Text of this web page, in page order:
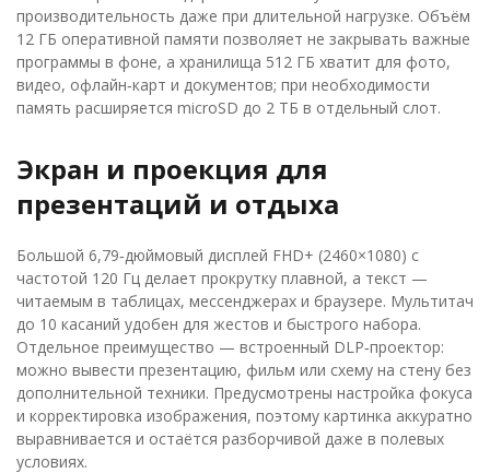
производительность даже при длительной нагрузке. Объём
12 ГБ оперативной памяти позволяет не закрывать важные
программы в фоне, а хранилища 512 ГБ хватит для фото,
видео, офлайн‑карт и документов; при необходимости
память расширяется microSD до 2 ТБ в отдельный слот.
Экран и проекция для
презентаций и отдыха
Большой 6,79‑дюймовый дисплей FHD+ (2460×1080) с
частотой 120 Гц делает прокрутку плавной, а текст —
читаемым в таблицах, мессенджерах и браузере. Мультитач
до 10 касаний удобен для жестов и быстрого набора.
Отдельное преимущество — встроенный DLP‑проектор:
можно вывести презентацию, фильм или схему на стену без
дополнительной техники. Предусмотрены настройка фокуса
и корректировка изображения, поэтому картинка аккуратно
выравнивается и остаётся разборчивой даже в полевых
условиях.